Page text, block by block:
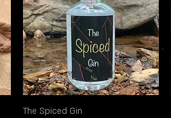
Aperçu rapide
The Spiced Gin